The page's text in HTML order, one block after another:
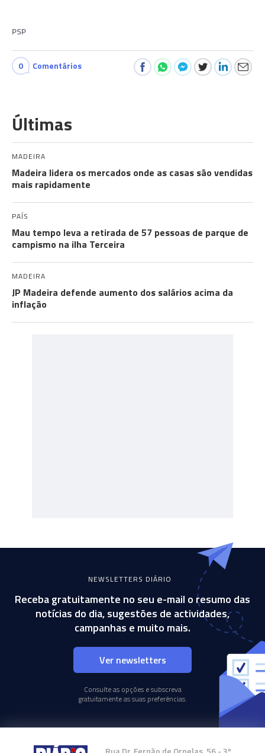
PSP
0 Comentários
Últimas
MADEIRA
Madeira lidera os mercados onde as casas são vendidas
mais rapidamente
PAÍS
Mau tempo leva a retirada de 57 pessoas de parque de
campismo na ilha Terceira
MADEIRA
JP Madeira defende aumento dos salários acima da
inflação
NEWSLETTERS DIÁRIO
Receba gratuitamente no seu e-mail o resumo das
notícias do dia, sugestões de actividades,
campanhas e muito mais.
Ver newsletters
Consulte as opções e subscreva
gratuitamente as suas preferências.